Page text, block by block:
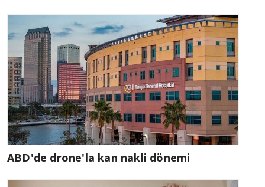
ABD'de drone'la kan nakli dönemi